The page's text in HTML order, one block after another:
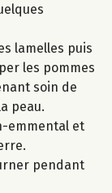
lamelles puis
les pommes
soin de
peau.
emmental et
pendant